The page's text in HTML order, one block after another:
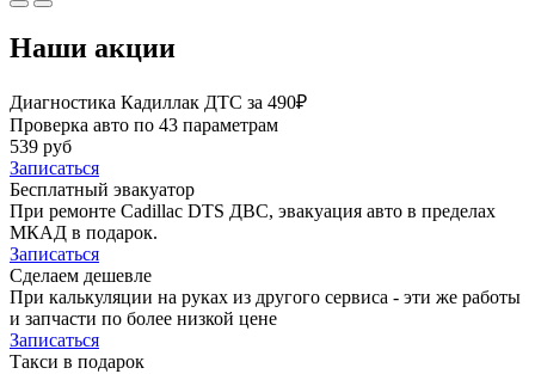
Наши акции
Диагностика Кадиллак ДТС за 490₽
Проверка авто по 43 параметрам
539 руб
Записаться
Бесплатный эвакуатор
При ремонте Cadillac DTS ДВС, эвакуация авто в пределах
МКАД в подарок.
Записаться
Сделаем дешевле
При калькуляции на руках из другого сервиса - эти же работы
и запчасти по более низкой цене
Записаться
Такси в подарок